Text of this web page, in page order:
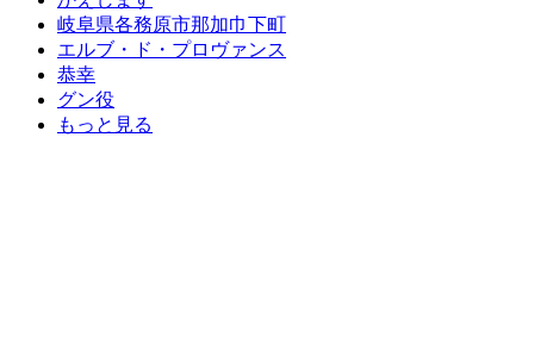
岐阜県各務原市那加巾下町
エルブ・ド・プロヴァンス
恭幸
グン役
もっと見る